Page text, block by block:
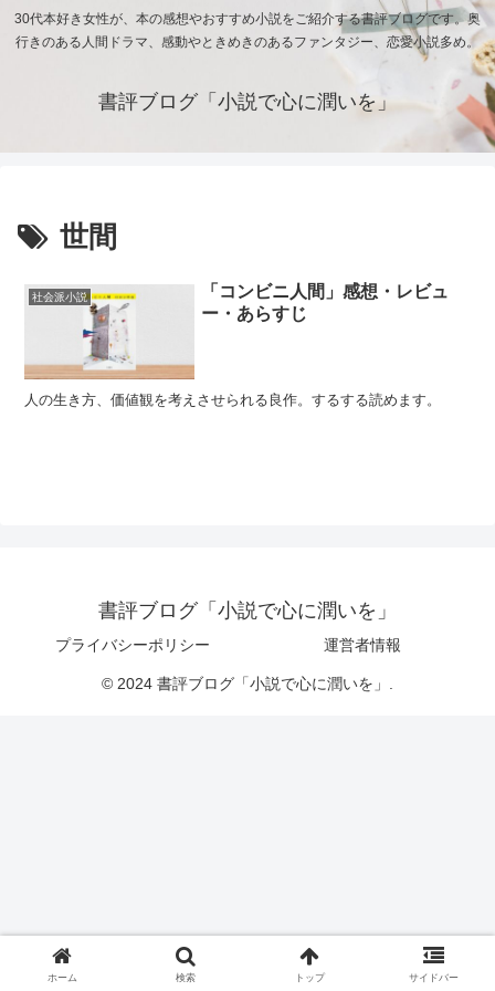
30代本好き女性が、本の感想やおすすめ小説をご紹介する書評ブログです。奥
行きのある人間ドラマ、感動やときめきのあるファンタジー、恋愛小説多め。
書評ブログ「小説で心に潤いを」
世間
社会派小説
「コンビニ人間」感想・レビュ
ー・あらすじ
人の生き方、価値観を考えさせられる良作。するする読めます。
書評ブログ「小説で心に潤いを」
プライバシーポリシー 運営者情報
© 2024 書評ブログ「小説で心に潤いを」.
ホーム 検索 トップ サイドバー